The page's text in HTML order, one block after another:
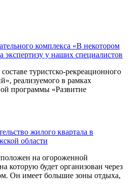
комплекса «В некотором
экспертизу у наших специалистов
туристско-рекреационного
реализуемого в рамках
программы «Развитие
жилого квартала в
области
на огороженной
которую будет организован через
Он имеет большие зоны отдыха,